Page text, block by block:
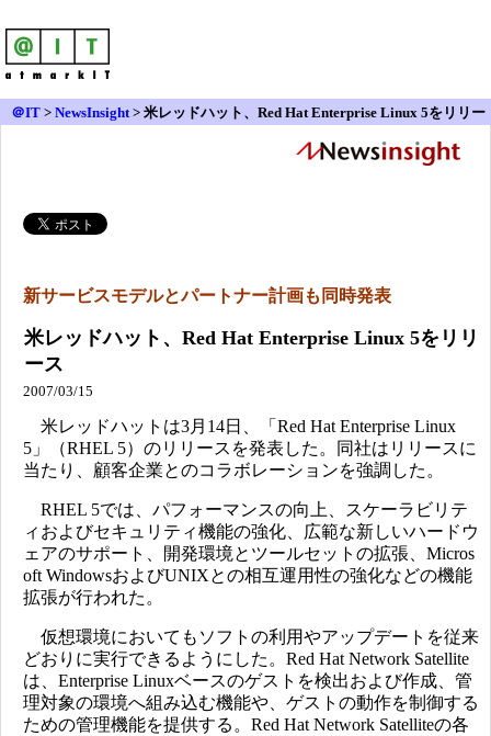
＠IT > NewsInsight> 米レッドハット、Red Hat Enterprise Linux 5をリリー
新サービスモデルとパートナー計画も同時発表
米レッドハット、Red Hat Enterprise Linux 5をリリ
ース
2007/03/15
米レッドハットは3月14日、「Red Hat Enterprise Linux
5」（RHEL 5）のリリースを発表した。同社はリリースに
当たり、顧客企業とのコラボレーションを強調した。
RHEL 5では、パフォーマンスの向上、スケーラビリテ
ィおよびセキュリティ機能の強化、広範な新しいハードウ
ェアのサポート、開発環境とツールセットの拡張、Micros
oft WindowsおよびUNIXとの相互運用性の強化などの機能
拡張が行われた。
仮想環境においてもソフトの利用やアップデートを従来
どおりに実行できるようにした。Red Hat Network Satellite
は、Enterprise Linuxベースのゲストを検出および作成、管
理対象の環境へ組み込む機能や、ゲストの動作を制御する
ための管理機能を提供する。Red Hat Network Satelliteの各